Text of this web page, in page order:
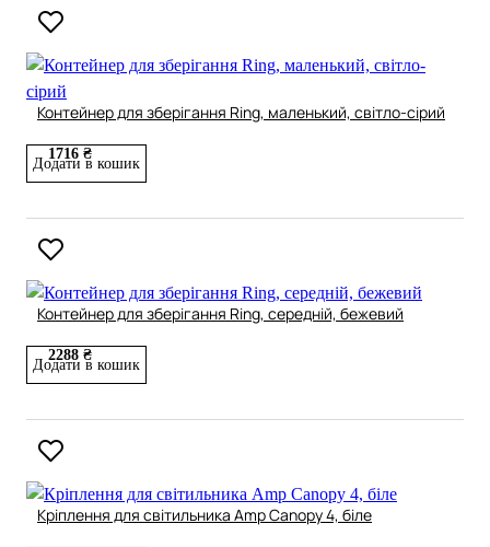
Контейнер для зберігання Ring, маленький, світло-сірий
1716 ₴
Додати в кошик
Контейнер для зберігання Ring, середній, бежевий
2288 ₴
Додати в кошик
Кріплення для світильника Amp Canopy 4, біле